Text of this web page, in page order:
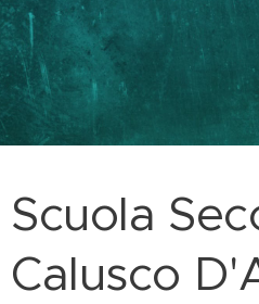
Scuola
Calusco